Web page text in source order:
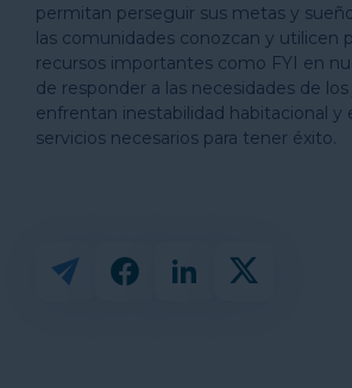
permitan perseguir sus metas y
las comunidades conozcan y utilicen
recursos importantes como FYI en
de responder a las necesidades de
enfrentan inestabilidad habitacional y
servicios necesarios para tener éxito.